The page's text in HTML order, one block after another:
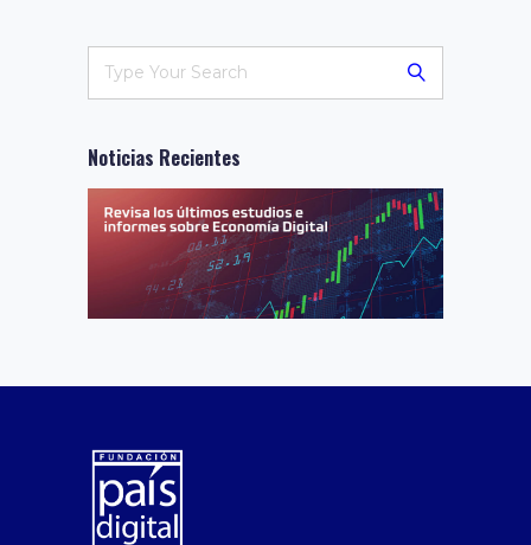
Noticias Recientes